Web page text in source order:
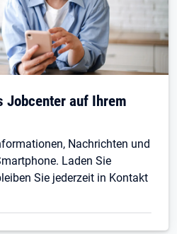
Jobcenter auf Ihrem
Nachrichten und
Laden Sie
Sie jederzeit in Kontakt